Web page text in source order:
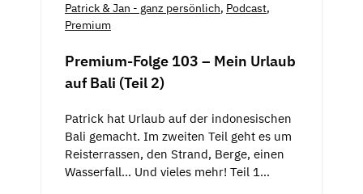
Patrick & Jan - ganz persönlich, Podcast,
Premium
Premium-Folge 103 – Mein Urlaub
auf Bali (Teil 2)
Patrick hat Urlaub auf der indonesischen
Bali gemacht. Im zweiten Teil geht es um
Reisterrassen, den Strand, Berge, einen
Wasserfall… Und vieles mehr! Teil 1…